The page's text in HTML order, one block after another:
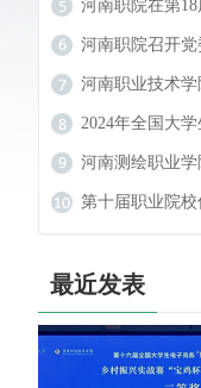
式
河南职院在第
数字艺术设计大
河南职院召开
（扩大）民族
河南职业技术
地的崛起
2024年全国大
识大赛
河南测绘职业
二届学生定向
第十届职业院
最近发表